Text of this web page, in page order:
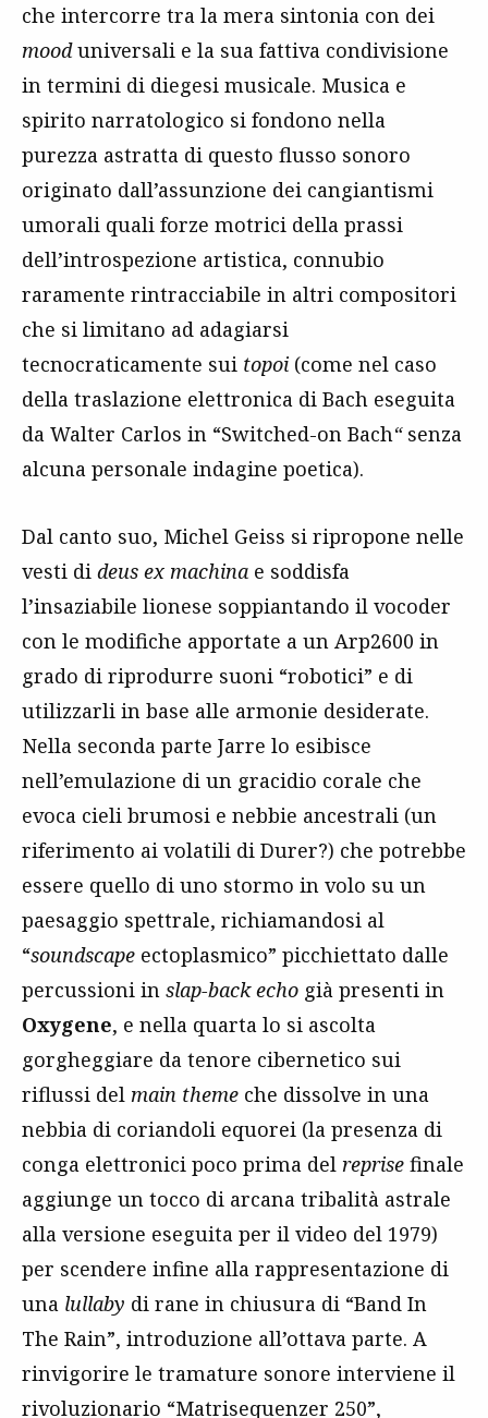
che intercorre tra la mera sintonia con dei
mooduniversali e la sua fattiva condivisione
in termini di diegesi musicale. Musica e
spirito narratologico si fondono nella
purezza astratta di questo flusso sonoro
originato dall’assunzione dei cangiantismi
umorali quali forze motrici della prassi
dell’introspezione artistica, connubio
raramente rintracciabile in altri compositori
che si limitano ad adagiarsi
tecnocraticamente sui topoi (come nel caso
della traslazione elettronica di Bach eseguita
da Walter Carlos in “Switched-on Bach“senza
alcuna personale indagine poetica).
Dal canto suo, Michel Geiss si ripropone nelle
vesti di deus ex machina e soddisfa
l’insaziabile lionese soppiantando il vocoder
con le modifiche apportate a un Arp2600 in
grado di riprodurre suoni “robotici” e di
utilizzarli in base alle armonie desiderate.
Nella seconda parte Jarre lo esibisce
nell’emulazione di un gracidio corale che
evoca cieli brumosi e nebbie ancestrali (un
riferimento ai volatili di Durer?) che potrebbe
essere quello di uno stormo in volo su un
paesaggio spettrale, richiamandosi al
“soundscape ectoplasmico” picchiettato dalle
percussioni in slap-back echo già presenti in
Oxygene, e nella quarta lo si ascolta
gorgheggiare da tenore cibernetico sui
riflussi del main theme che dissolve in una
nebbia di coriandoli equorei (la presenza di
conga elettronici poco prima del reprise finale
aggiunge un tocco di arcana tribalità astrale
alla versione eseguita per il video del 1979)
per scendere infine alla rappresentazione di
una lullaby di rane in chiusura di “Band In
The Rain”, introduzione all’ottava parte. A
rinvigorire le tramature sonore interviene il
rivoluzionario “Matrisequenzer 250”,